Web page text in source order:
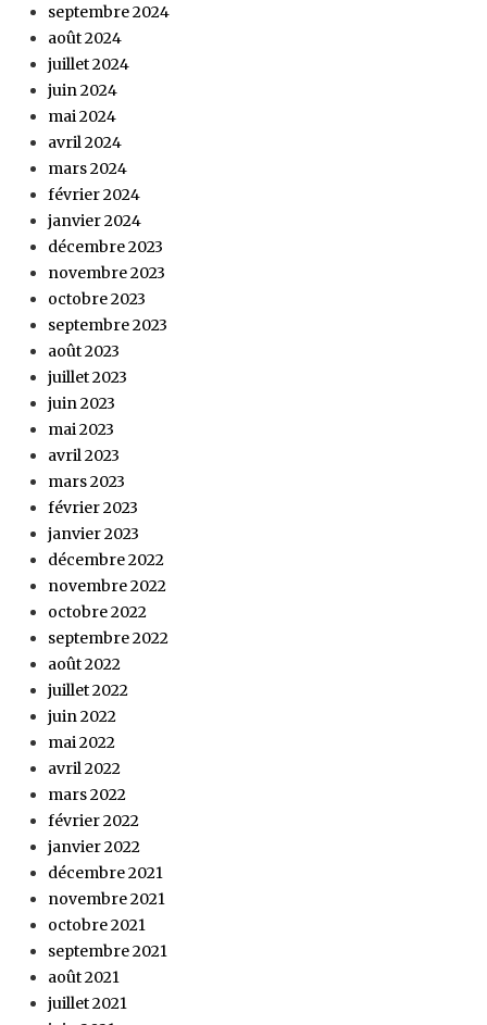
septembre 2024
août 2024
juillet 2024
juin 2024
mai 2024
avril 2024
mars 2024
février 2024
janvier 2024
décembre 2023
novembre 2023
octobre 2023
septembre 2023
août 2023
juillet 2023
juin 2023
mai 2023
avril 2023
mars 2023
février 2023
janvier 2023
décembre 2022
novembre 2022
octobre 2022
septembre 2022
août 2022
juillet 2022
juin 2022
mai 2022
avril 2022
mars 2022
février 2022
janvier 2022
décembre 2021
novembre 2021
octobre 2021
septembre 2021
août 2021
juillet 2021